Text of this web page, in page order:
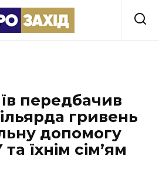
передбачив
гривень
допомогу
їхнім сім’ям